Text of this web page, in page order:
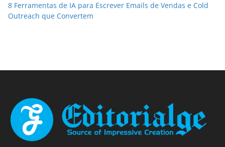
8 Ferramentas de IA para Escrever Emails de Vendas e Cold
Outreach que Convertem